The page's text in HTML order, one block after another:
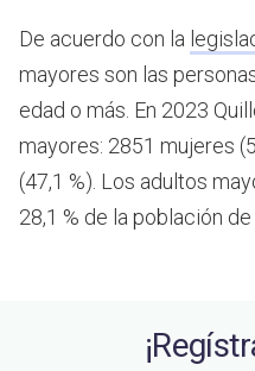
De acuerdo con la
mayores son las
edad o más. En 2023
mayores: 2851 mujeres
(47,1 %). Los adultos
28,1 % de la población